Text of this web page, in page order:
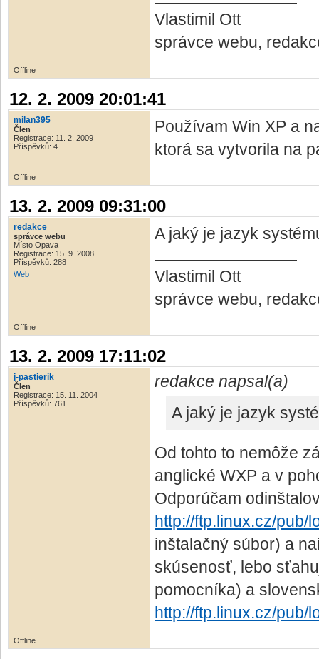
Vlastimil Ott
správce webu,
Offline
12. 2. 2009 20:01:41
milan395
Člen
Registrace: 11. 2. 2009
Příspěvků: 4
Používam Win XP a
ktorá sa vytvorila na
Offline
13. 2. 2009 09:31:00
redakce
správce webu
Místo Opava
Registrace: 15. 9. 2008
Příspěvků: 288
Web
A jaký je jazyk
Vlastimil Ott
správce webu,
Offline
13. 2. 2009 17:11:02
j-pastierik
Člen
Registrace: 15. 11. 2004
Příspěvků: 761
redakce napsal(a)
A jaký je jazyk
Od tohto to nemôže
anglické WXP a v
Odporúčam
http://ftp.linux.cz/
inštalačný súbor) a
skúsenosť, lebo
pomocníka) a
http://ftp.linux.cz/
Offline